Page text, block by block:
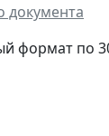
документа
формат по